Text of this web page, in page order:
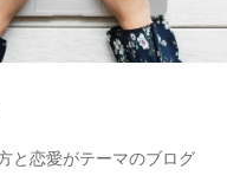
と恋愛がテーマのブログ